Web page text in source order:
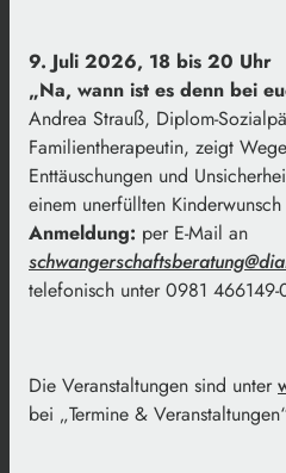
9. Juli 2026, 18 bis 20 Uhr
„Na, wann ist es denn bei
Andrea Strauß, Diplom-
Familientherapeutin, zeigt
Enttäuschungen und
einem unerfüllten
Anmeldung: per E-Mail an
telefonisch unter 0981 466149-
Die Veranstaltungen sind unter
bei „Termine &